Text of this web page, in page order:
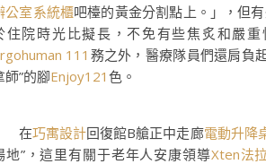
公室系統櫃吧檯的黃金分割點上。」，但
住院時光比擬長，不免有些焦炙和嚴
111 務之外，醫療隊員們還肩負
師”的腳Enjoy121 色。
在巧寓設計回復館B艙正中走廊電動升降
地”，這里有關于老年人安康領導Xten法